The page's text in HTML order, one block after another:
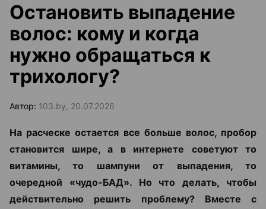
Остановить выпадение
волос: кому и когда
нужно обращаться к
трихологу?
Автор: 103.by, 20.07.2026
На расческе остается все больше волос, пробор
становится шире, а в интернете советуют то
витамины, то шампуни от выпадения, то
очередной «чудо-БАД». Но что делать, чтобы
действительно решить проблему? Вместе с